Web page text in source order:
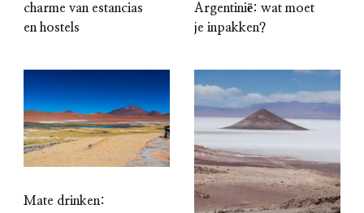
charme van estancias
en hostels
Argentinië: wat moet
je inpakken?
Mate drinken: